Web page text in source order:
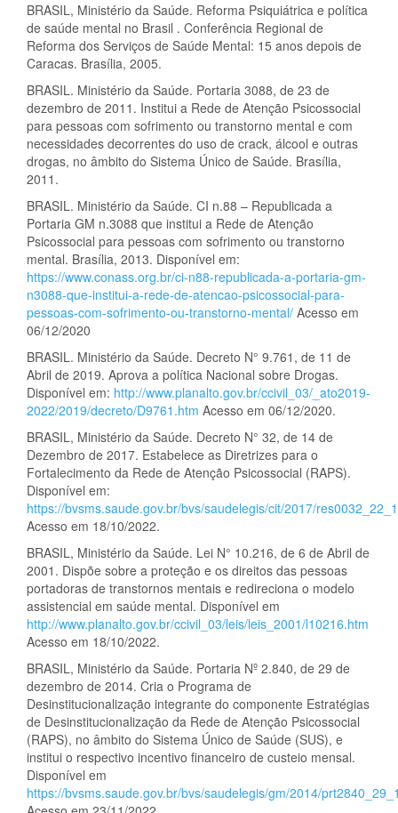
BRASIL, Ministério da Saúde. Reforma Psiquiátrica e política
de saúde mental no Brasil . Conferência Regional de
Reforma dos Serviços de Saúde Mental: 15 anos depois de
Caracas. Brasília, 2005.
BRASIL. Ministério da Saúde. Portaria 3088, de 23 de
dezembro de 2011. Institui a Rede de Atenção Psicossocial
para pessoas com sofrimento ou transtorno mental e com
necessidades decorrentes do uso de crack, álcool e outras
drogas, no âmbito do Sistema Único de Saúde. Brasília,
2011.
BRASIL. Ministério da Saúde. CI n.88 – Republicada a
Portaria GM n.3088 que institui a Rede de Atenção
Psicossocial para pessoas com sofrimento ou transtorno
mental. Brasília, 2013. Disponível em:
https://www.conass.org.br/ci-n88-republicada-a-portaria-gm-
n3088-que-institui-a-rede-de-atencao-psicossocial-para-
pessoas-com-sofrimento-ou-transtorno-mental/ Acesso em
06/12/2020
BRASIL. Ministério da Saúde. Decreto N° 9.761, de 11 de
Abril de 2019. Aprova a política Nacional sobre Drogas.
Disponível em: http://www.planalto.gov.br/ccivil_03/_ato2019-
2022/2019/decreto/D9761.htm Acesso em 06/12/2020.
BRASIL, Ministério da Saúde. Decreto N° 32, de 14 de
Dezembro de 2017. Estabelece as Diretrizes para o
Fortalecimento da Rede de Atenção Psicossocial (RAPS).
Disponível em:
https://bvsms.saude.gov.br/bvs/saudelegis/cit/2017/
Acesso em 18/10/2022.
BRASIL, Ministério da Saúde. Lei N° 10.216, de 6 de Abril de
2001. Dispõe sobre a proteção e os direitos das pessoas
portadoras de transtornos mentais e redireciona o modelo
assistencial em saúde mental. Disponível em
http://www.planalto.gov.br/ccivil_03/leis/leis_2001/l10216.htm
Acesso em 18/10/2022.
BRASIL, Ministério da Saúde. Portaria Nº 2.840, de 29 de
dezembro de 2014. Cria o Programa de
Desinstitucionalização integrante do componente Estratégias
de Desinstitucionalização da Rede de Atenção Psicossocial
(RAPS), no âmbito do Sistema Único de Saúde (SUS), e
institui o respectivo incentivo financeiro de custeio mensal.
Disponível em
https://bvsms.saude.gov.br/bvs/saudelegis/gm/2014/